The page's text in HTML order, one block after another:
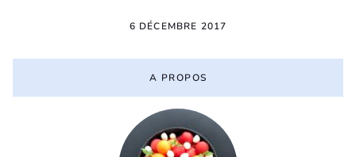
6 DÉCEMBRE 2017
A PROPOS